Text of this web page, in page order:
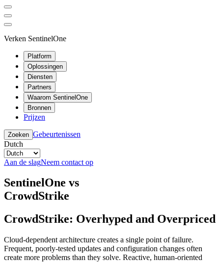
Verken SentinelOne
Platform
Oplossingen
Diensten
Partners
Waarom SentinelOne
Bronnen
Prijzen
Zoeken Gebeurtenissen
Dutch
Aan de slagNeem contact op
SentinelOne vs
CrowdStrike
CrowdStrike: Overhyped and Overpriced
Cloud-dependent architecture creates a single point of failure.
Frequent, poorly-tested updates and configuration changes often
create more problems than they solve. Reactive, human-oriented